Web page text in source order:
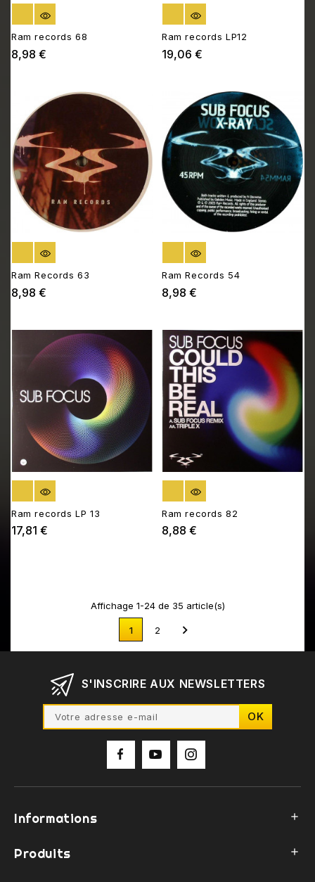
RUPTURE DE STOCK
Ram records 68
8,98 €
RUPTURE DE STOCK
Ram records LP12
19,06 €
RUPTURE DE STOCK
Ram Records 63
8,98 €
RUPTURE DE STOCK
Ram Records 54
8,98 €
RUPTURE DE STOCK
Ram records LP 13
17,81 €
RUPTURE DE STOCK
Ram records 82
8,88 €
Affichage 1-24 de 35 article(s)
1 2 
S'INSCRIRE AUX NEWSLETTERS
Informations 
Produits 